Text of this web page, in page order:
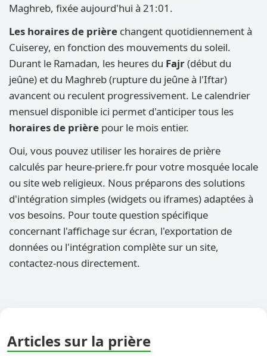
Maghreb, fixée aujourd'hui à 21:01.
Les horaires de prière changent quotidiennement à
Cuiserey, en fonction des mouvements du soleil.
Durant le Ramadan, les heures du Fajr(début du
jeûne) et du Maghreb (rupture du jeûne à l'Iftar)
avancent ou reculent progressivement. Le calendrier
mensuel disponible ici permet d'anticiper tous les
horaires de prière pour le mois entier.
Oui, vous pouvez utiliser les horaires de prière
calculés par heure-priere.fr pour votre mosquée locale
ou site web religieux. Nous préparons des solutions
d'intégration simples (widgets ou iframes) adaptées à
vos besoins. Pour toute question spécifique
concernant l'affichage sur écran, l'exportation de
données ou l'intégration complète sur un site,
contactez-nous directement.
Articles sur la prière